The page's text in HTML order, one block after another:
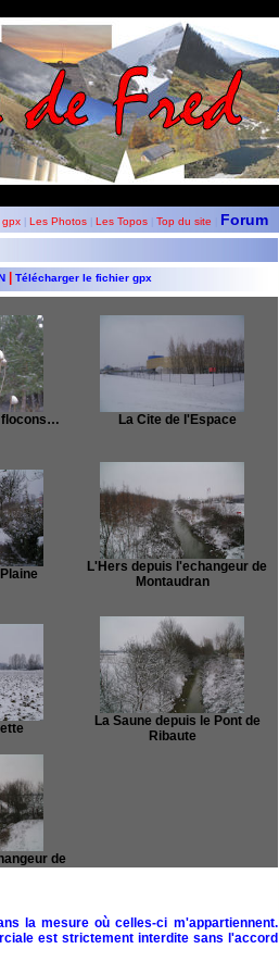
gpx Les Photos Les Topos Top du site Forum
Télécharger le fichier gpx
flocons… La Cite de l'Espace
L'Hers depuis l'echangeur de
Montaudran
La Saune depuis le Pont de
Ribaute
de
la mesure où celles-ci m'appartiennent.
est strictement interdite sans l'accord